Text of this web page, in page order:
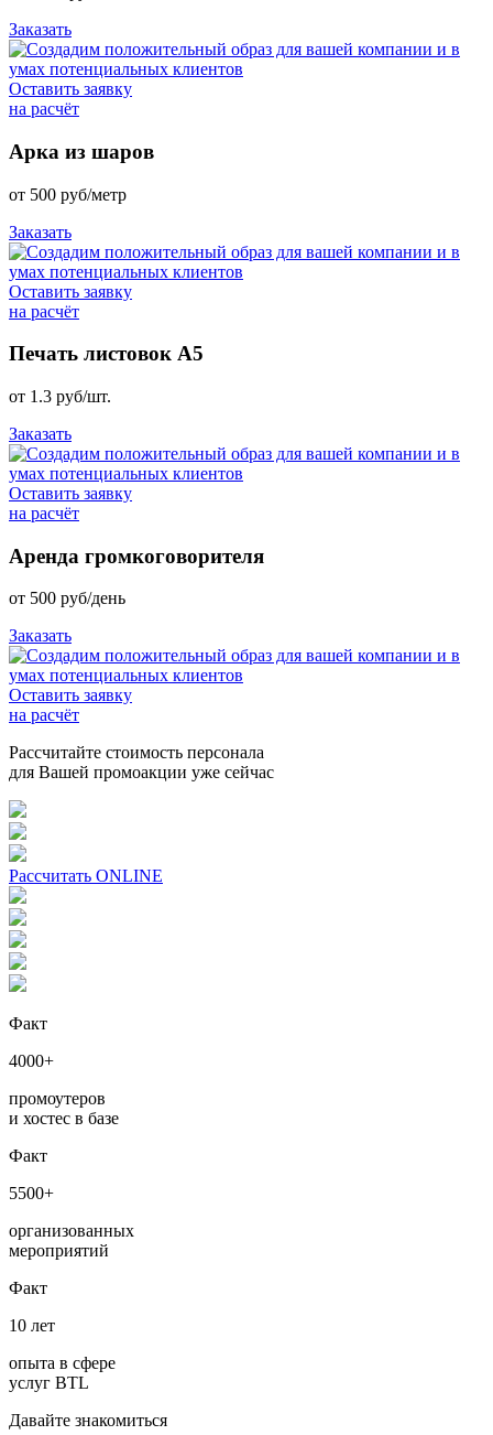
Заказать
Оставить заявку
на расчёт
Арка из шаров
от 500 руб/метр
Заказать
Оставить заявку
на расчёт
Печать листовок А5
от 1.3 руб/шт.
Заказать
Оставить заявку
на расчёт
Аренда громкоговорителя
от 500 руб/день
Заказать
Оставить заявку
на расчёт
Рассчитайте стоимость персонала
для Вашей промоакции уже сейчас
Рассчитать ONLINE
Факт
4000+
промоутеров
и хостес в базе
Факт
5500+
организованных
мероприятий
Факт
10 лет
опыта в сфере
услуг BTL
Давайте знакомиться